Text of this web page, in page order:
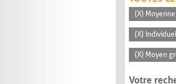
(X) Moyenne
(X)
(X) Moyen
Votre